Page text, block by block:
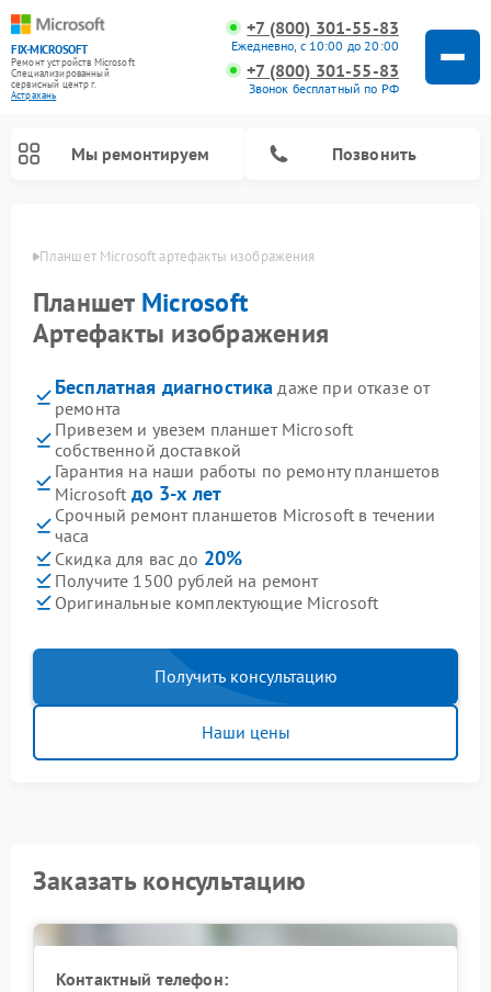
FIX-MICROSOFT
Ремонт устройств Microsoft
Специализированный
cервисный центр г.
Астрахань
+7 (800) 301-55-83
Ежедневно, с 10:00 до 20:00
+7 (800) 301-55-83
Звонок бесплатный по РФ
Мы ремонтируем Позвонить
Планшет Microsoft артефакты изображения
Планшет Microsoft
Артефакты изображения
Бесплатная диагностика даже при отказе от
ремонта
Привезем и увезем планшет Microsoft
собственной доставкой
Гарантия на наши работы по ремонту планшетов
Microsoft до 3-х лет
Срочный ремонт планшетов Microsoft в течении
часа
Скидка для вас до 20%
Получите 1500 рублей на ремонт
Оригинальные комплектующие Microsoft
Получить консультацию
Наши цены
Заказать консультацию
Контактный телефон: